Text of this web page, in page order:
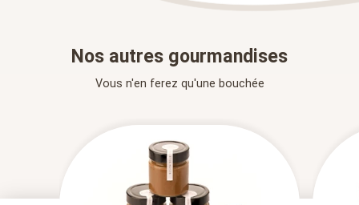
Nos autres gourmandises
Vous n'en ferez qu'une bouchée